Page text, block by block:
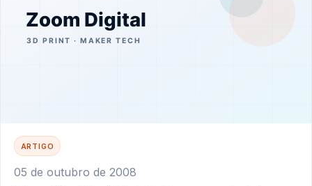
ARTIGO
05 de outubro de 2008